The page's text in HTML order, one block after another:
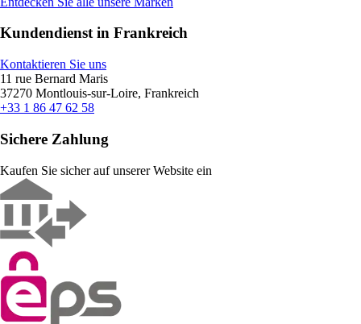
Kundendienst in Frankreich
Kontaktieren Sie uns
11 rue Bernard Maris
37270 Montlouis-sur-Loire, Frankreich
+33 1 86 47 62 58
Sichere Zahlung
Kaufen Sie sicher auf unserer Website ein